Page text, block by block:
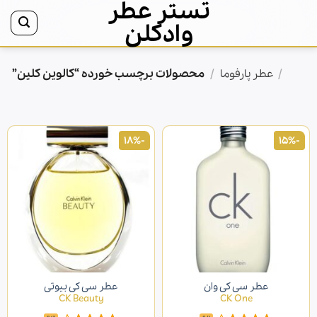
content
تستر عطر
وادکلن
/ عطر پارفوما / محصولات برچسب خورده “کالوین کلین”
-15%
عطر سی کی وان
CK One
-18%
عطر سی کی بیوتی
CK Beauty